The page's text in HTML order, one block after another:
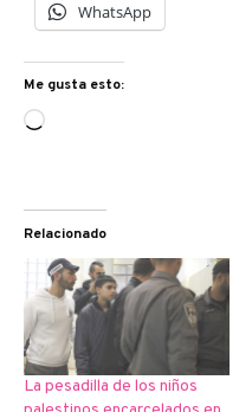
WhatsApp
Me gusta esto:
Cargando...
Relacionado
La pesadilla de los niños